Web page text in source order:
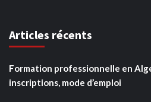
Articles récents
Formation professionnelle en
inscriptions, mode d’emploi